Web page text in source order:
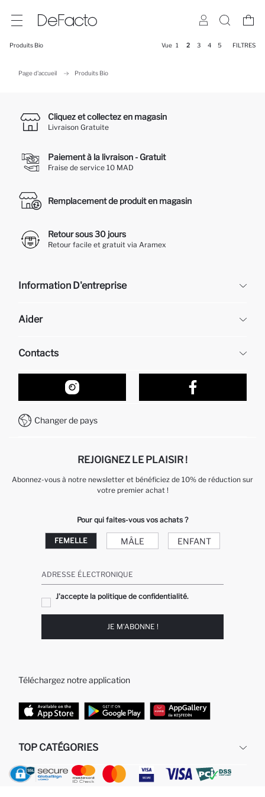
Produits Bio Vue 1 2 3 4 5 FILTRES
Page d'accueil Produits Bio
Cliquez et collectez en magasin
Livraison Gratuite
Paiement à la livraison - Gratuit
Fraise de service 10 MAD
Remplacement de produit en magasin
Retour sous 30 jours
Retour facile et gratuit via Aramex
Information D'entreprise
À propos de nous
Aider
Retour et changement
Suivi de la Commande
Comment acheter sur DeFacto ?
Comment payer sur DeFacto?
Contacts
Nos Magasins
Formulaire de contact
Service Client +212 525 076 633
Changer de pays
REJOIGNEZ LE PLAISIR !
Abonnez-vous à notre newsletter et bénéficiez de 10% de réduction sur
votre premier achat !
Pour qui faites-vous vos achats ?
FEMELLE MÂLE ENFANT
ADRESSE ÉLECTRONIQUE
J'accepte la politique de confidentialité.
JE M'ABONNE !
Téléchargez notre application
TOP CATÉGORIES
Femme
Homme
Jeans Larges pour Homme
Garçon